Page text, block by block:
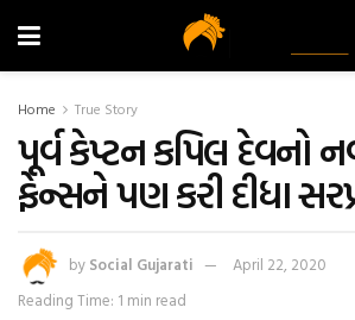
Home True Story
પૂર્વ કેપ્ટન કપિલ દેવનો
ફેન્સને પણ કરી દીધા
by Social Gujarati
April 22, 2020
Reading Time: 1 min read